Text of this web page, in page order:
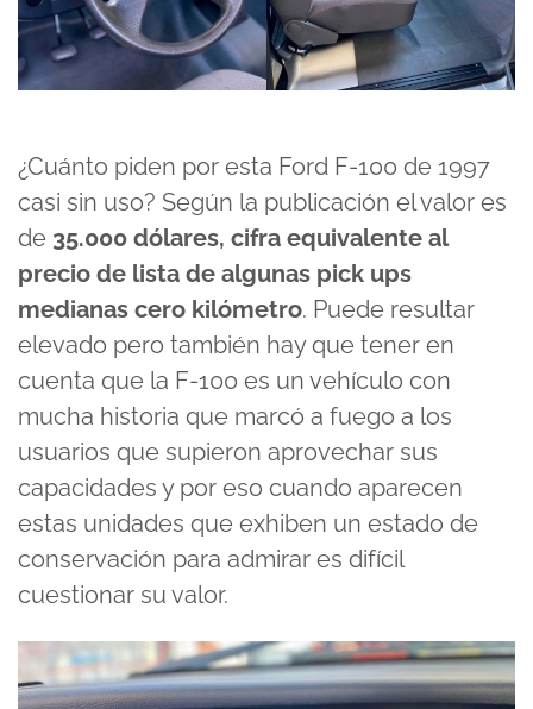
¿Cuánto piden por esta Ford F-100 de 1997
casi sin uso? Según la publicación el valor es
de 35.000 dólares, cifra equivalente al
precio de lista de algunas pick ups
medianas cero kilómetro. Puede resultar
elevado pero también hay que tener en
cuenta que la F-100 es un vehículo con
mucha historia que marcó a fuego a los
usuarios que supieron aprovechar sus
capacidades y por eso cuando aparecen
estas unidades que exhiben un estado de
conservación para admirar es difícil
cuestionar su valor.